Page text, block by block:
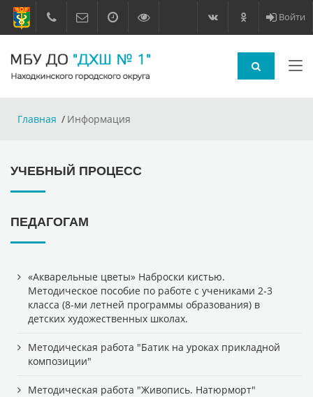
Войти
Главная Информация
УЧЕБНЫЙ ПРОЦЕСС
ПЕДАГОГАМ
«Акварельные цветы» Наброски кистью.
Методическое пособие по работе с учениками 2-3
класса (8-ми летней программы образования) в
детских художественных школах.
Методическая работа "Батик на уроках прикладной
композиции"
Методическая работа "Живопись. Натюрморт"